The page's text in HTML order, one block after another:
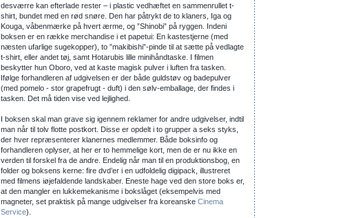
desværre kan efterlade rester – i plastic vedhæftet en sammenrullet t-
shirt, bundet med en rød snøre. Den har påtrykt de to klaners, Iga og
Kouga, våbenmærke på hvert ærme, og ”Shinobi” på ryggen. Indeni
boksen er en række merchandise i et papetui: En kastestjerne (med
næsten ufarlige sugekopper), to ”makibishi”-pinde til at sætte på vedlagte
t-shirt, eller andet tøj, samt Hotarubis lille minihåndtaske. I filmen
beskytter hun Oboro, ved at kaste magisk pulver i luften fra tasken.
Ifølge forhandleren af udgivelsen er der både guldstøv og badepulver
(med pomelo - stor grapefrugt - duft) i den sølv-emballage, der findes i
tasken. Det må tiden vise ved lejlighed.
I boksen skal man grave sig igennem reklamer for andre udgivelser, indtil
man når til tolv flotte postkort. Disse er opdelt i to grupper a seks styks,
der hver repræsenterer klanernes medlemmer. Både boksinfo og
forhandleren oplyser, at her er to hemmelige kort, men de er nu ikke en
verden til forskel fra de andre. Endelig når man til en produktionsbog, en
folder og boksens kerne: fire dvd’er i en udfoldelig digipack, illustreret
med filmens iøjefaldende landskaber. Eneste hage ved den store boks er,
at den mangler en lukkemekanisme i bokslåget (eksempelvis med
magneter, set praktisk på mange udgivelser fra koreanske Cinema
Service).